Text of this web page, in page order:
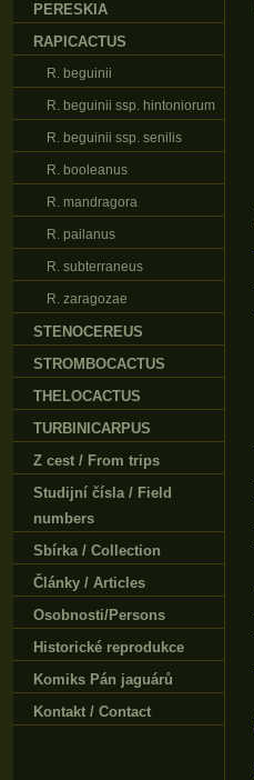
PERESKIA
RAPICACTUS
R. beguinii
R. beguinii ssp. hintoniorum
R. beguinii ssp. senilis
R. booleanus
R. mandragora
R. pailanus
R. subterraneus
R. zaragozae
STENOCEREUS
STROMBOCACTUS
THELOCACTUS
TURBINICARPUS
Z cest / From trips
Studijní čísla / Field
numbers
Sbírka / Collection
Články / Articles
Osobnosti/Persons
Historické reprodukce
Komiks Pán jaguárů
Kontakt / Contact